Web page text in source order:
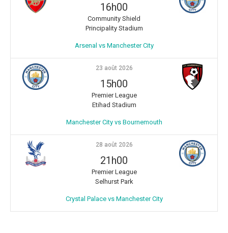
16h00
Community Shield
Principality Stadium
Arsenal vs Manchester City
23 août 2026
15h00
Premier League
Etihad Stadium
Manchester City vs Bournemouth
28 août 2026
21h00
Premier League
Selhurst Park
Crystal Palace vs Manchester City